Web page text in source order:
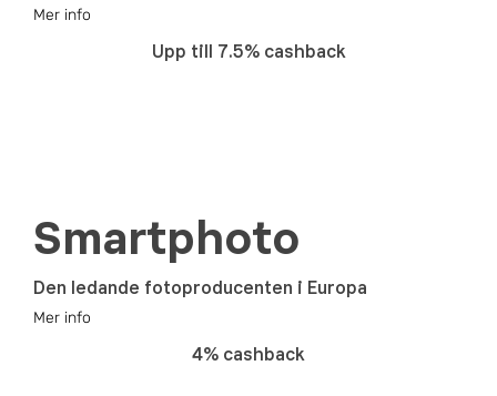
Mer info
Upp till 7.5% cashback
Smartphoto
Den ledande fotoproducenten i Europa
Mer info
4% cashback